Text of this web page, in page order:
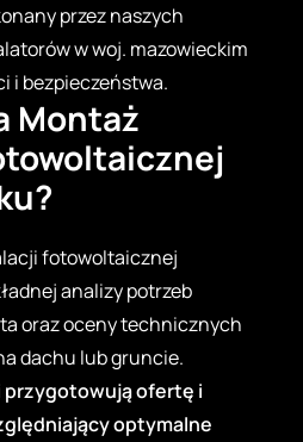
przez naszych
w woj. mazowieckim
i bezpieczeństwa.
Montaż
fotowoltaicznej
analizy potrzeb
oraz oceny technicznych
dachu lub gruncie.
przygotowują ofertę i
optymalne